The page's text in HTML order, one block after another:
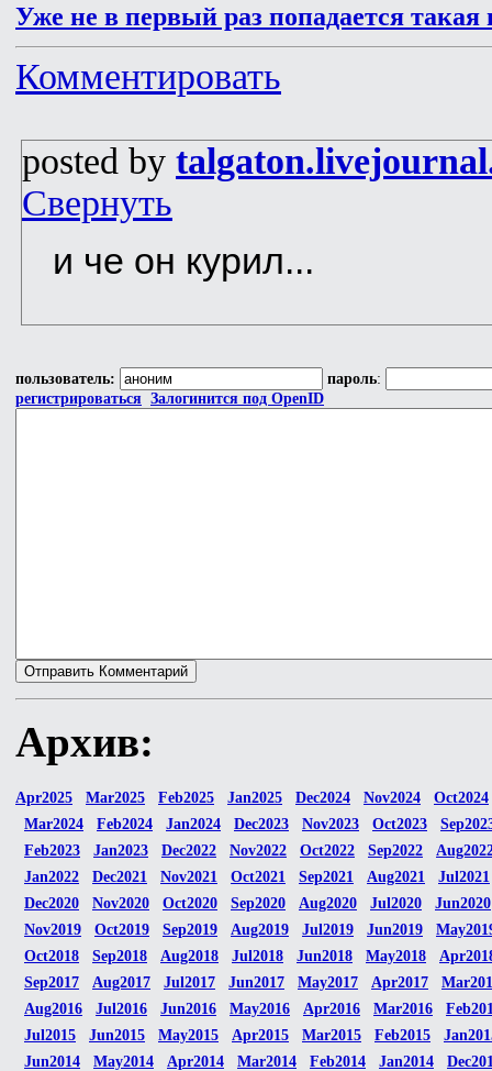
Уже не в первый раз попадается
Комментировать
posted by
Свернуть
и че он курил...
пользователь: пароль:
регистрироваться Залогинится под OpenID
Архив:
Apr2025 Mar2025 Feb2025 Jan2025 Dec2024 Nov2024
Oct2024
Mar2024
Feb2024 Jan2024 Dec2023 Nov2023 Oct2023
Feb2023
Jan2023 Dec2022 Nov2022 Oct2022 Sep2022
Jan2022
Dec2021 Nov2021 Oct2021 Sep2021 Aug2021
Jul2021
Dec2020
Nov2020 Oct2020 Sep2020 Aug2020 Jul2020
Jun2020
Nov2019
Oct2019 Sep2019 Aug2019 Jul2019 Jun2019
Oct2018
Sep2018 Aug2018 Jul2018 Jun2018 May2018
Sep2017
Aug2017 Jul2017 Jun2017 May2017 Apr2017
Aug2016
Jul2016 Jun2016 May2016 Apr2016 Mar2016
Jul2015
Jun2015 May2015 Apr2015 Mar2015 Feb2015
Jun2014
May2014 Apr2014 Mar2014 Feb2014 Jan2014